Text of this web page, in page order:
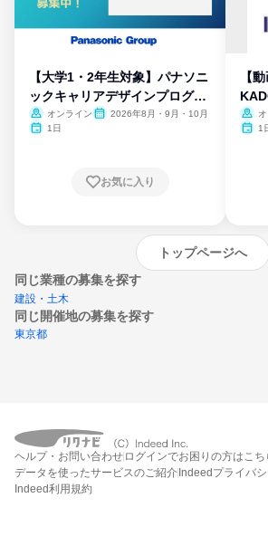
【大学1・2年生対象】パナソニ
ックキャリアデザインプログラ
ム
オンライン
2026年8月・9月・10月
1日
お気に入り
【
1
トップページへ
同じ業種の募集を探す
建設・土木
同じ開催地の募集を探す
東京都
エントリーするとプログラムの
受け取れるようになり
ヘルプ・お問い合わせ ログインでお困りの方はこち
データを使ったサービスのご紹介 Indeedプライバ
Indeed利用規約